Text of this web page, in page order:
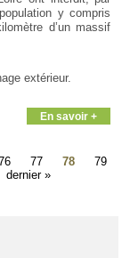
y compris
d’un massif
extérieur.
En savoir +
77 78
79
dernier »